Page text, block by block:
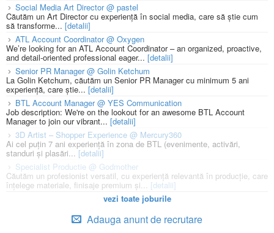
Social Media Art Director @ pastel
Căutăm un Art Director cu experiență în social media, care să știe cum
să transforme... [detalii]
ATL Account Coordinator @ Oxygen
We’re looking for an ATL Account Coordinator – an organized, proactive,
and detail-oriented professional eager... [detalii]
Senior PR Manager @ Golin Ketchum
La Golin Ketchum, căutăm un Senior PR Manager cu minimum 5 ani
experiență, care știe... [detalii]
BTL Account Manager @ YES Communication
Job description: We're on the lookout for an awesome BTL Account
Manager to join our vibrant... [detalii]
3D Artist – Shopper Experience @ Mercury360
Ai cel puțin 7 ani experiență în zona de BTL (evenimente, activări,
standuri și plasări... [detalii]
Specialist Productie @ Godmother
Căutăm un profesionist versatil, cu experiență relevantă în producție, care
înțelege materiale, finisaje premium și... [detalii]
vezi toate joburile
Adauga anunt de recrutare